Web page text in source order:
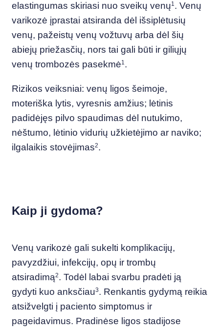
elastingumas skiriasi nuo sveikų venų1. Venų
varikozė įprastai atsiranda dėl išsiplėtusių
venų, pažeistų venų vožtuvų arba dėl šių
abiejų priežasčių, nors tai gali būti ir giliųjų
venų trombozės pasekmė1.
Rizikos veiksniai: venų ligos šeimoje,
moteriška lytis, vyresnis amžius; lėtinis
padidėjęs pilvo spaudimas dėl nutukimo,
nėštumo, lėtinio vidurių užkietėjimo ar naviko;
ilgalaikis stovėjimas2.
Kaip ji gydoma?
Venų varikozė gali sukelti komplikacijų,
pavyzdžiui, infekcijų, opų ir trombų
atsiradimą2. Todėl labai svarbu pradėti ją
gydyti kuo anksčiau3. Renkantis gydymą reikia
atsižvelgti į paciento simptomus ir
pageidavimus. Pradinėse ligos stadijose